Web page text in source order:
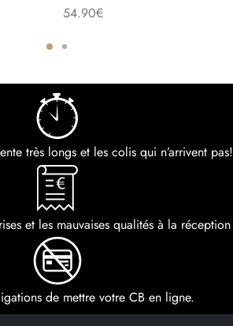
54.90€
très longs et les colis qui n’arrivent pas!
et les mauvaises qualités à la réception
de mettre votre CB en ligne.